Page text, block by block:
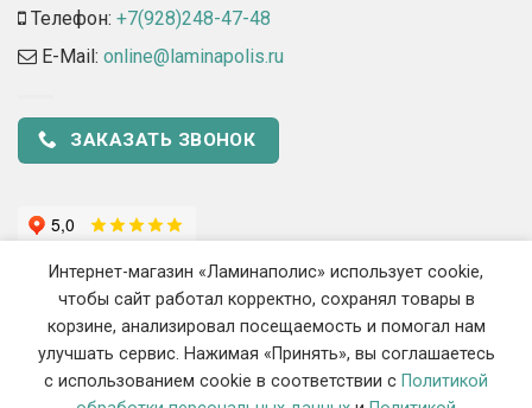
Телефон: +7(928)248-47-48
E-Mail: online@laminapolis.ru
ЗАКАЗАТЬ ЗВОНОК
Интернет-магазин «Ламинаполис» использует cookie,
чтобы сайт работал корректно, сохранял товары в
корзине, анализировал посещаемость и помогал нам
улучшать сервис. Нажимая «Принять», вы соглашаетесь
с использованием cookie в соответствии с Политикой